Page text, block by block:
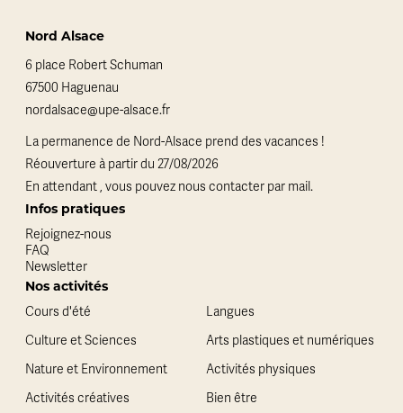
Nord Alsace
6 place Robert Schuman
67500 Haguenau
nordalsace@upe-alsace.fr
La permanence de Nord-Alsace prend des vacances !
Réouverture à partir du 27/08/2026
En attendant , vous pouvez nous contacter par mail.
Infos pratiques
Rejoignez-nous
FAQ
Newsletter
Nos activités
Cours d'été
Langues
Culture et Sciences
Arts plastiques et numériques
Nature et Environnement
Activités physiques
Activités créatives
Bien être